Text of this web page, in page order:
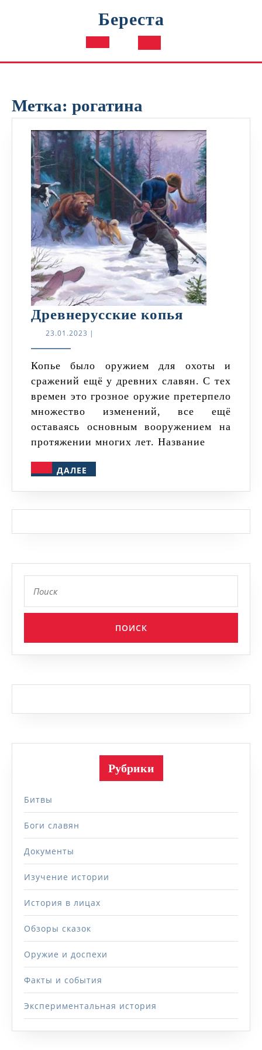
Береста
Кнопка
Метка: рогатина
Древнерусские копья
23.01.2023 23.01.2023
|
Копье было оружием для охоты и
сражений ещё у древних славян. С тех
времен это грозное оружие претерпело
множество изменений, все ещё
оставаясь основным вооружением на
протяжении многих лет. Название
ДАЛЕЕ
Рубрики
Битвы
Боги славян
Документы
Изучение истории
История в лицах
Обзоры сказок
Оружие и доспехи
Факты и события
Экспериментальная история